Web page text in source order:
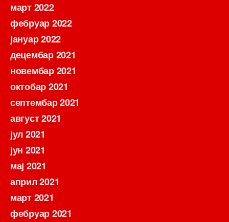
март 2022
фебруар 2022
јануар 2022
децембар 2021
новембар 2021
октобар 2021
септембар 2021
август 2021
јул 2021
јун 2021
мај 2021
април 2021
март 2021
фебруар 2021